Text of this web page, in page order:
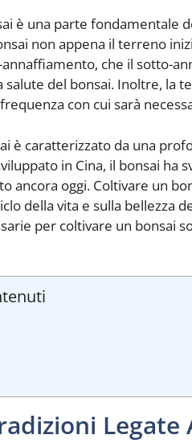
è una parte fondamentale
non appena il terreno
annaffiamento, che il sotto-
del bonsai. Inoltre, la
con cui sarà
è caratterizzato da una
in Cina, il bonsai ha
ancora oggi. Coltivare un
della vita e sulla bellezza
per coltivare un bonsai
Legate